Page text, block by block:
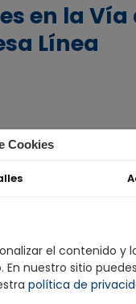
en la Vía
Línea
el 2020, desde la
el número de
y programas de
Cookies
el contenido y
nuestro sitio
política de